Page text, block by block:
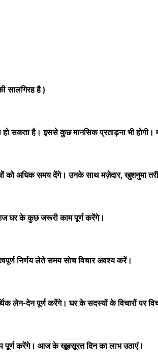
सालगिरह है }
है। इससे कुछ मानसिक प्रताड़ना भी होगी।
अधिक समय देंगे। उनके साथ मज़ेदार, खुशनुमा
घर के कुछ जरूरी काम पूर्ण करेंगे।
निर्णय लेते समय सोच विचार अवश्य करें।
लेन-देन पूर्ण करेंगे। घर के सदस्यों के विचारों पर
पूर्ण करेंगे। आज के खूबसूरत दिन का लाभ उठाएं।